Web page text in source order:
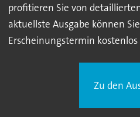
profitieren Sie von
aktuellste Ausgabe können
Erscheinungstermin kostenlos
Zu den